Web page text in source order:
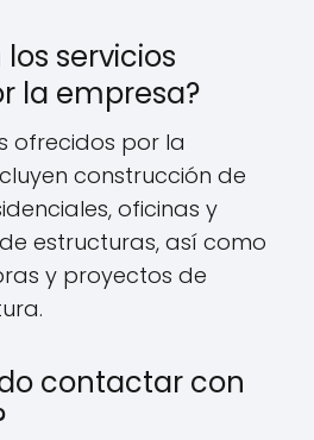
servicios
la empresa?
ofrecidos por la
construcción de
oficinas y
estructuras, así como
y proyectos de
contactar con